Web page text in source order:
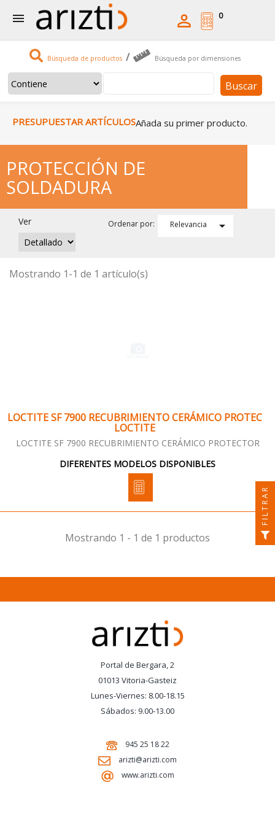
 
Búsqueda de productos / Búsqueda por dimensiones
Buscar
0
PRESUPUESTAR ARTÍCULOSAñada su primer producto.
PROTECCIÓN DE
SOLDADURA
Ver Ordenar por: Relevancia 
Mostrando 1-1 de 1 artículo(s)
LOCTITE SF 7900 RECUBRIMIENTO CERÁMICO PROTEC
LOCTITE
LOCTITE SF 7900 RECUBRIMIENTO CERÁMICO PROTECTOR
DIFERENTES MODELOS DISPONIBLES
Mostrando 1 - 1 de 1 productos
Portal de Bergara, 2
01013 Vitoria-Gasteiz
Lunes-Viernes: 8.00-18.15
Sábados: 9.00-13.00
945 25 18 22
arizti@arizti.com
www.arizti.com
FILTRAR